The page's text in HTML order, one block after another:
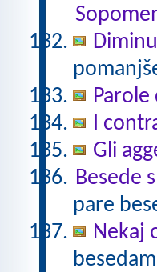
Parole
I
Gli
Besede
pare
Nekaj